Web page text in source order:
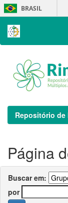
Skip
navigation
BRASIL
Repositório de
Página
Buscar em:
por